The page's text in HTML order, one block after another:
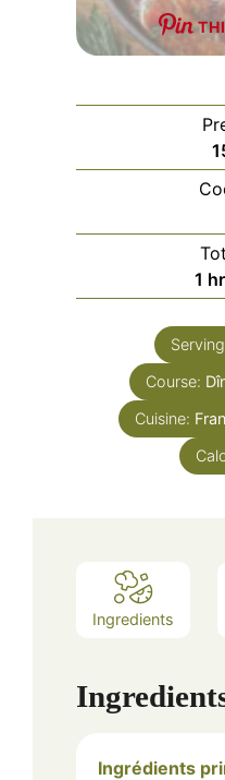
1 hr
Course:
Cuisine:
Ingredients
Ingrédients